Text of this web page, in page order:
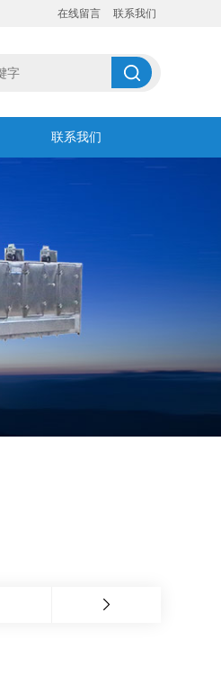
在线留言 联系我们
联系我们